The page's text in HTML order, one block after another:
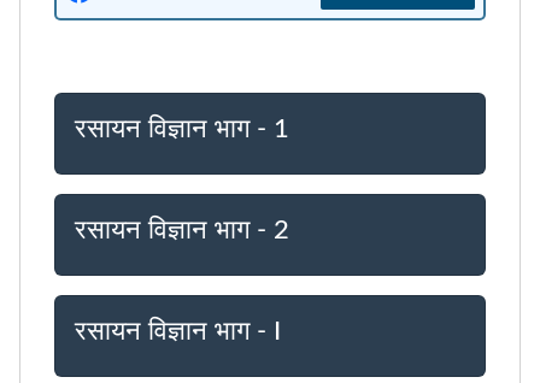
रसायन विज्ञान भाग - 1
रसायन विज्ञान भाग - 2
रसायन विज्ञान भाग - I